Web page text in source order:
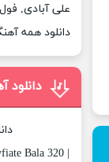
علی آبادی,
دانلود همه
دانلود
Bala 320 |